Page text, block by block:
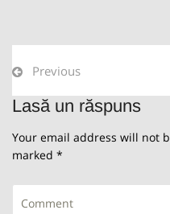
Previous
Lasă un răspuns
Your email address will not
marked *